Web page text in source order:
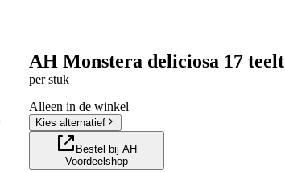
AH Monstera deliciosa 17 teelt
per stuk
Alleen in de winkel
Kies alternatief
Bestel bij AH
Voordeelshop